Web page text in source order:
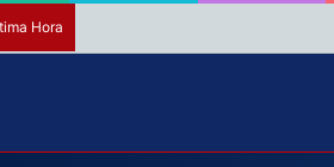
Hora